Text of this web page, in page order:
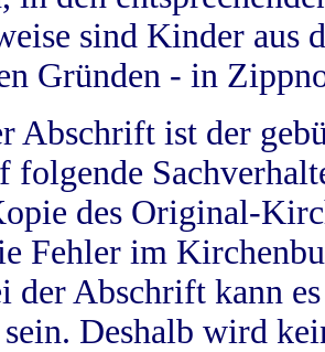
sind Kinder aus
Gründen - in
Abschrift ist der
folgende
des Original-
Fehler im
der Abschrift kann
Deshalb wird